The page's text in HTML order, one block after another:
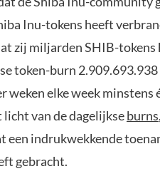
Inu-tokens heeft
zij miljarden SHIB-tokens
token-burn 2.909.693.938
weken elke week minstens
van de dagelijkseburns
indrukwekkende
gebracht.